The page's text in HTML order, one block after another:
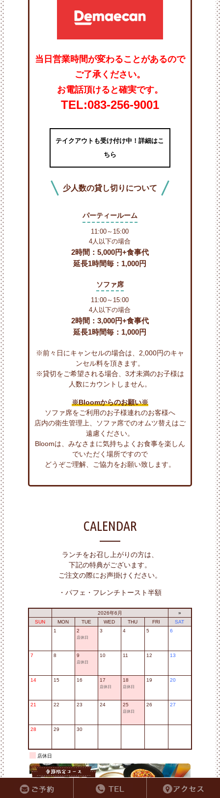
当日営業時間が変わることがあるので
ご了承ください。
お電話頂けると確実です。
TEL:083-256-9001
テイクアウトも受け付け中！詳細はこ
ちら
少人数の貸し切りについて
パーティールーム
11:00～15:00
4人以下の場合
2時間：5,000円+食事代
延長1時間毎：1,000円
ソファ席
11:00～15:00
4人以下の場合
2時間：3,000円+食事代
延長1時間毎：1,000円
※前々日にキャンセルの場合は、2,000円のキャ
ンセル料を頂きます。
※貸切をご希望される場合、3才未満のお子様は
人数にカウントしません。
※Bloomからのお願い※
ソファ席をご利用のお子様連れのお客様へ
店内の衛生管理上、ソファ席でのオムツ替えはご
遠慮ください。
Bloomは、みなさまに気持ちよくお食事を楽しん
でいただく場所ですので
どうぞご理解、ご協力をお願い致します。
CALENDAR
ランチをお召し上がりの方は、
下記の特典がございます。
ご注文の際にお声掛けください。
・パフェ・フレンチトースト半額
2026年6月
»
SUN
MON TUE WED THU FRI
SAT
1
2
店休日
3 4 5 6
7 8 9
店休日
10 11 12 13
14 15 16 17
店休日
18
店休日
19 20
21 22 23 24 25
店休日
26 27
28 29 30
店休日